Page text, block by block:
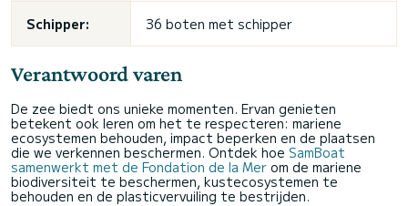
Schipper: 36 boten met schipper
Verantwoord varen
De zee biedt ons unieke momenten. Ervan genieten
betekent ook leren om het te respecteren: mariene
ecosystemen behouden, impact beperken en de plaatsen
die we verkennen beschermen. Ontdek hoe SamBoat
samenwerkt met de Fondation de la Mer om de mariene
biodiversiteit te beschermen, kustecosystemen te
behouden en de plasticvervuiling te bestrijden.